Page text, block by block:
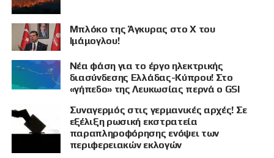
Μπλόκο της Άγκυρας στο X του
Ιμάμογλου!
Νέα φάση για το έργο ηλεκτρικής
διασύνδεσης Ελλάδας-Κύπρου! Στο
«γήπεδο» της Λευκωσίας περνά ο GSI
Συναγερμός στις γερμανικές αρχές! Σε
εξέλιξη ρωσική εκστρατεία
παραπληροφόρησης ενόψει των
περιφερειακών εκλογών